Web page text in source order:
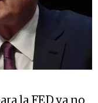
la FED ya no